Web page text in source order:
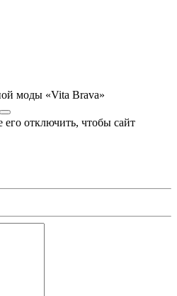
моды «Vita Brava»
отключить, чтобы сайт